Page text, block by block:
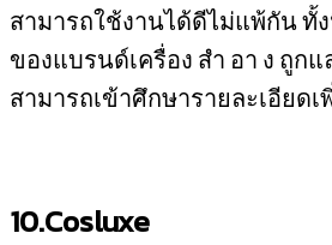
สามารถใช้งานได้ดีไม่แพ้กัน ทั้
ของแบรนด์เครื่อง สำ อา ง ถูก
สามารถเข้าศึกษารายละเอียดเ
10.Cosluxe